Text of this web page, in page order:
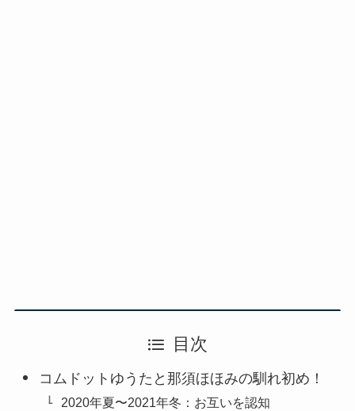
目次
コムドットゆうたと那須ほほみの馴れ初め！
2020年夏〜2021年冬：お互いを認知